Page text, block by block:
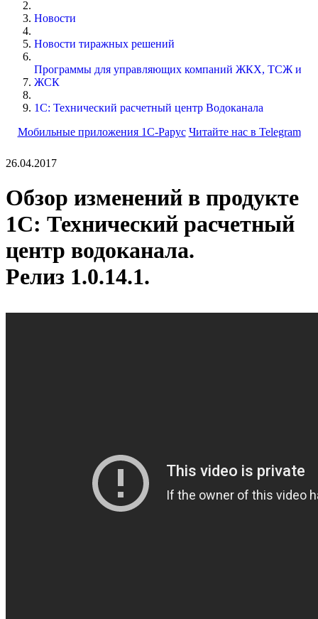
Новости
Новости тиражных решений
Программы для управляющих компаний ЖКХ, ТСЖ и
ЖСК
1С: Технический расчетный центр Водоканала
Мобильные приложения 1С-Рарус Читайте нас в Telegram
26.04.2017
Обзор изменений в продукте
1С: Технический расчетный
центр водоканала.
Релиз 1.0.14.1.